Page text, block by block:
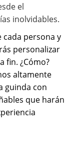
el
inolvidables.
cada persona y
personalizar
fin. ¿Cómo?
altamente
guinda con
que harán